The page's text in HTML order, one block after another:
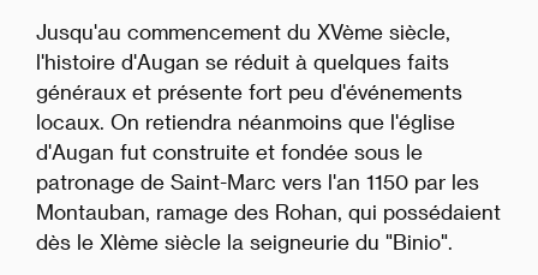
Jusqu'au commencement du XVème siècle,
l'histoire d'Augan se réduit à quelques faits
généraux et présente fort peu d'événements
locaux. On retiendra néanmoins que l'église
d'Augan fut construite et fondée sous le
patronage de Saint-Marc vers l'an 1150 par les
Montauban, ramage des Rohan, qui possédaient
dès le XIème siècle la seigneurie du "Binio".